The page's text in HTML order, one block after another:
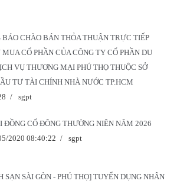
BÁO CHÀO BÁN THỎA THUẬN TRỰC TIẾP
MUA CỔ PHẦN CỦA CÔNG TY CỔ PHẦN DU
VỤ THƯƠNG MẠI PHÚ THỌ THUỘC SỞ
TƯ TÀI CHÍNH NHÀ NƯỚC TP.HCM
/ sgpt
ĐỒNG CỔ ĐÔNG THƯỜNG NIÊN NĂM 2026
2020 08:40:22 / sgpt
SẠN SÀI GÒN - PHÚ THỌ] TUYỂN DỤNG NHÂN